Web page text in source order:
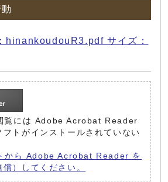
hinankoudouR3.pdf サイズ：
覧には Adobe Acrobat Reader
フトがインストールされていない
から Adobe Acrobat Reader を
）してください。